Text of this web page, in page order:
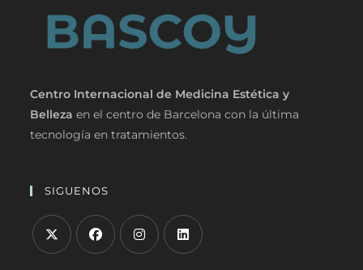
Centro Internacional de Medicina Estética y
Belleza en el centro de Barcelona con la última
tecnología en tratamientos.
SIGUENOS